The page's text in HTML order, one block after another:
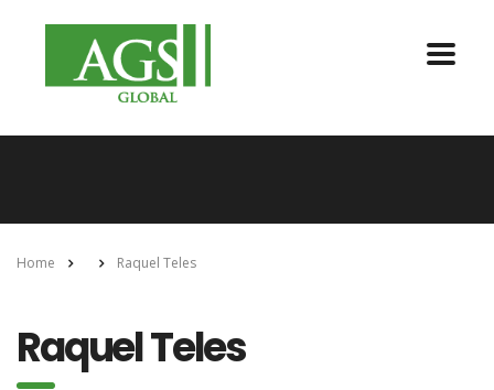
Home Raquel Teles
Raquel Teles